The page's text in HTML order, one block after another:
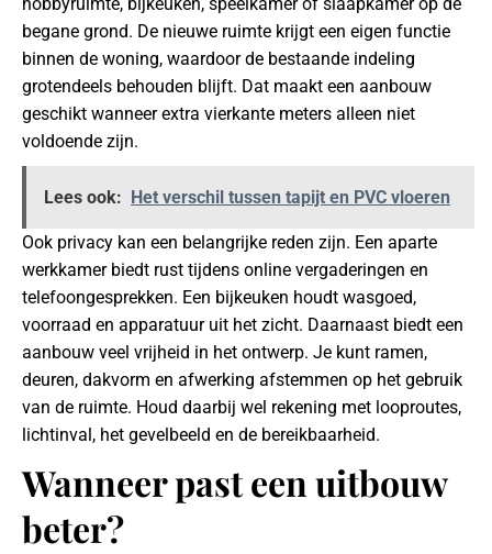
hobbyruimte, bijkeuken, speelkamer of slaapkamer op de
begane grond. De nieuwe ruimte krijgt een eigen functie
binnen de woning, waardoor de bestaande indeling
grotendeels behouden blijft. Dat maakt een aanbouw
geschikt wanneer extra vierkante meters alleen niet
voldoende zijn.
Lees ook: Het verschil tussen tapijt en PVC vloeren
Ook privacy kan een belangrijke reden zijn. Een aparte
werkkamer biedt rust tijdens online vergaderingen en
telefoongesprekken. Een bijkeuken houdt wasgoed,
voorraad en apparatuur uit het zicht. Daarnaast biedt een
aanbouw veel vrijheid in het ontwerp. Je kunt ramen,
deuren, dakvorm en afwerking afstemmen op het gebruik
van de ruimte. Houd daarbij wel rekening met looproutes,
lichtinval, het gevelbeeld en de bereikbaarheid.
Wanneer past een uitbouw
beter?